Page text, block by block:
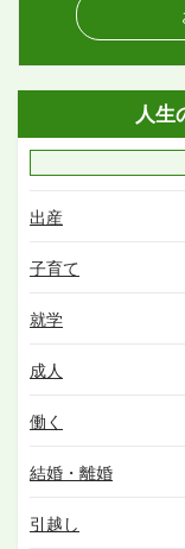
人生
出産
子育て
就学
成人
働く
結婚・離婚
引越し